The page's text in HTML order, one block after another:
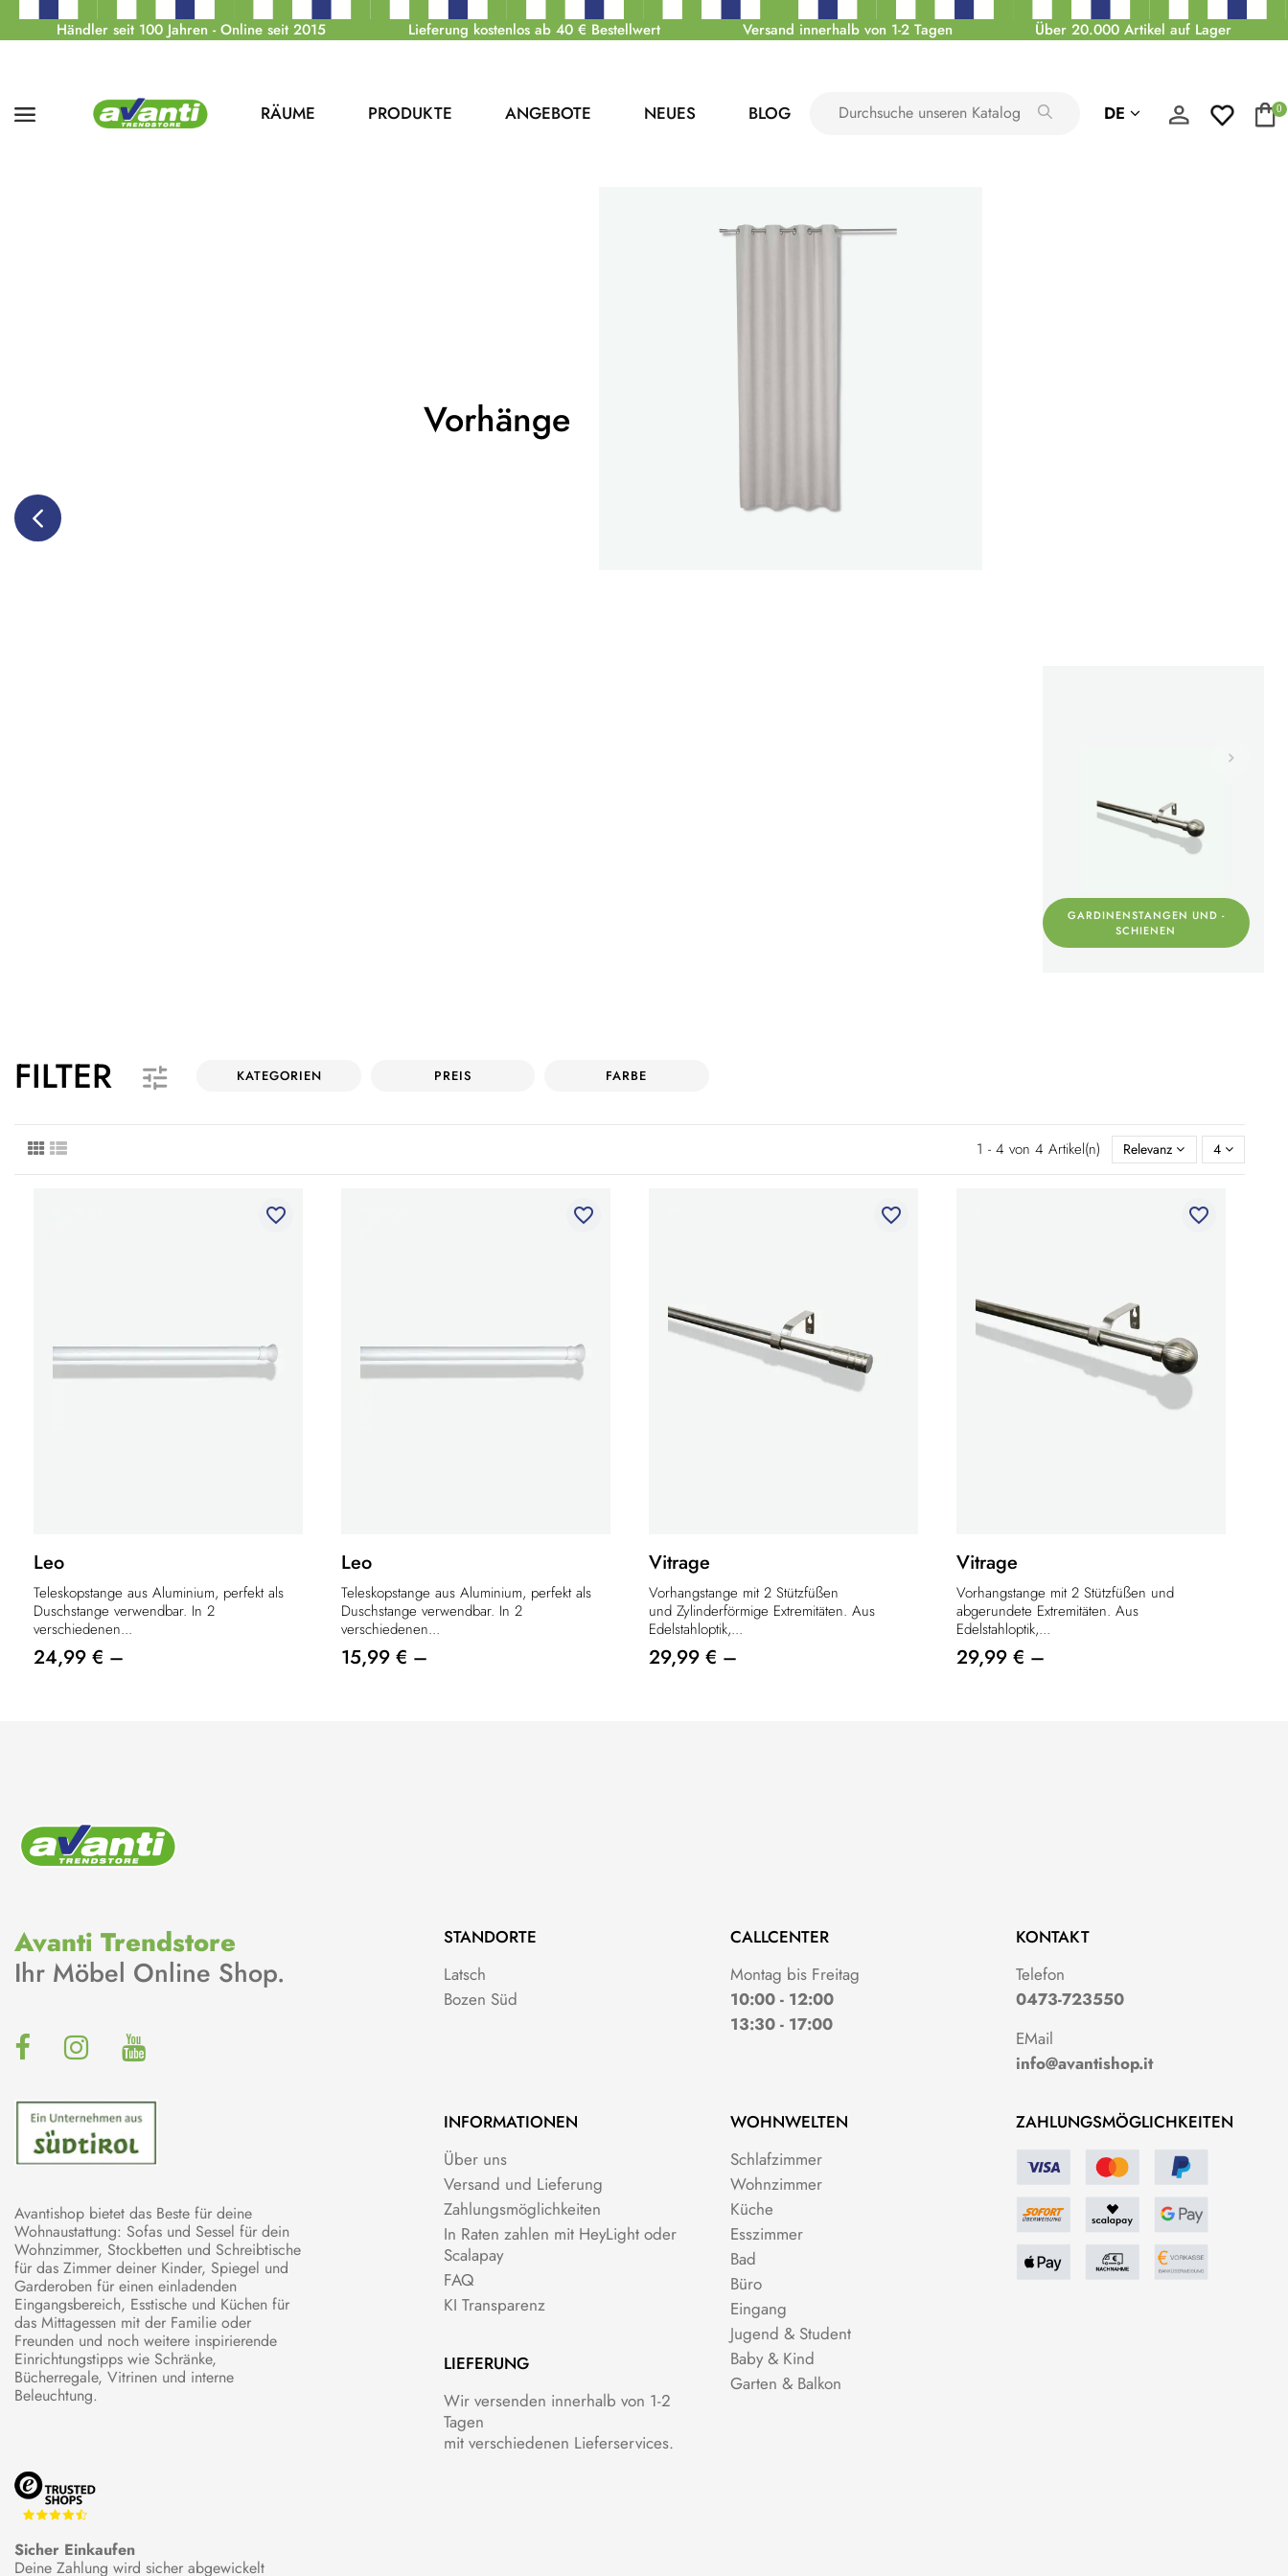
Händler seit 100 Jahren - Online seit 2015 Lieferung kostenlos ab 40 € Bestellwert Versand innerhalb von 1-2 Tagen Über 20.000 Artikel auf Lager
RÄUME PRODUKTE ANGEBOTE NEUES BLOG DE 0
Vorhänge
GARDINENSTANGEN UND -
SCHIENEN
KATEGORIEN PREIS FARBE
FILTER
1 - 4 von 4 Artikel(n) Relevanz 4
favorite_border
Leo
Teleskopstange aus Aluminium, perfekt als
Duschstange verwendbar. In 2
verschiedenen...
24,99 € –
favorite_border
Leo
Teleskopstange aus Aluminium, perfekt als
Duschstange verwendbar. In 2
verschiedenen...
15,99 € –
favorite_border
Vitrage
Vorhangstange mit 2 Stützfüßen
und Zylinderförmige Extremitäten. Aus
Edelstahloptik,...
29,99 € –
favorite_border
Vitrage
Vorhangstange mit 2 Stützfüßen und
abgerundete Extremitäten. Aus
Edelstahloptik,...
29,99 € –
Avanti Trendstore
Ihr Möbel Online Shop.
Avantishop bietet das Beste für deine
Wohnaustattung: Sofas und Sessel für dein
Wohnzimmer, Stockbetten und Schreibtische
für das Zimmer deiner Kinder, Spiegel und
Garderoben für einen einladenden
Eingangsbereich, Esstische und Küchen für
das Mittagessen mit der Familie oder
Freunden und noch weitere inspirierende
Einrichtungstipps wie Schränke,
Bücherregale, Vitrinen und interne
Beleuchtung.
Sicher Einkaufen
Deine Zahlung wird sicher abgewickelt
STANDORTE
Latsch
Bozen Süd
CALLCENTER
Montag bis Freitag
10:00 - 12:00
13:30 - 17:00
KONTAKT
Telefon
0473-723550
EMail
info@avantishop.it
INFORMATIONEN
Über uns
Versand und Lieferung
Zahlungsmöglichkeiten
In Raten zahlen mit HeyLight oder
Scalapay
FAQ
KI Transparenz
LIEFERUNG
Wir versenden innerhalb von 1-2
Tagen
mit verschiedenen Lieferservices.
WOHNWELTEN
Schlafzimmer
Wohnzimmer
Küche
Esszimmer
Bad
Büro
Eingang
Jugend & Student
Baby & Kind
Garten & Balkon
ZAHLUNGSMÖGLICHKEITEN